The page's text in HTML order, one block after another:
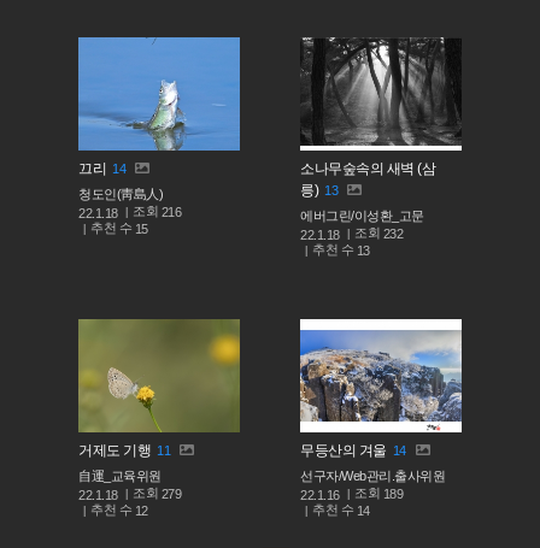
끄리 14
청도인(靑島人)
22.1.18
조회 216
추천 수 15
소나무숲속의 새벽 (삼
릉) 13
에버그린/이성환_고문
22.1.18
조회 232
추천 수 13
거제도 기행 11
自運_교육위원
22.1.18
조회 279
추천 수 12
무등산의 겨울 14
선구자/Web관리.출사위원
22.1.16
조회 189
추천 수 14